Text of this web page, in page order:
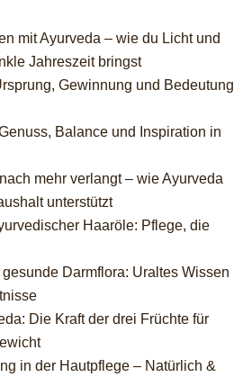
Jahreszeit bringst
unterstützt